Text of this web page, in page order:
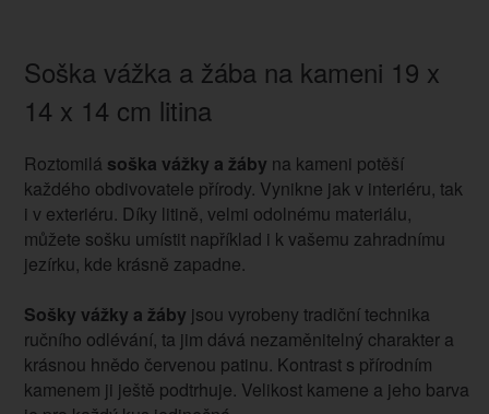
Soška vážka a žába na kameni 19 x
14 x 14 cm litina
Roztomilá soška vážky a žáby na kameni potěší
každého obdivovatele přírody. Vynikne jak v interiéru, tak
i v exteriéru. Díky litině, velmi odolnému materiálu,
můžete sošku umístit například i k vašemu zahradnímu
jezírku, kde krásně zapadne.
Sošky vážky a žáby jsou vyrobeny tradiční technika
ručního odlévání, ta jim dává nezaměnitelný charakter a
krásnou hnědo červenou patinu. Kontrast s přírodním
kamenem ji ještě podtrhuje. Velikost kamene a jeho barva